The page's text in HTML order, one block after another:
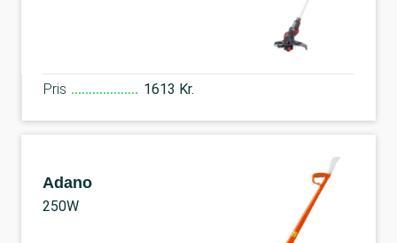
Pris 1613 Kr.
Adano
250W